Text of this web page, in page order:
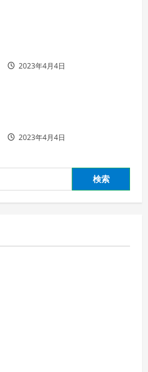
2023年4月4日
2023年4月4日